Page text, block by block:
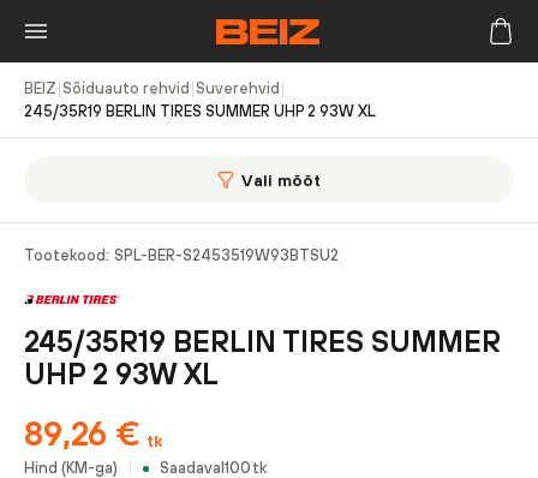
BEIZ Sõiduauto rehvid Suverehvid
245/35R19 BERLIN TIRES SUMMER UHP 2 93W XL
Vali mõõt
Tootekood: SPL-BER-S2453519W93BTSU2
245/35R19 BERLIN TIRES SUMMER
UHP 2 93W XL
89,26 € tk
Hind (KM-ga) Saadaval 100 tk